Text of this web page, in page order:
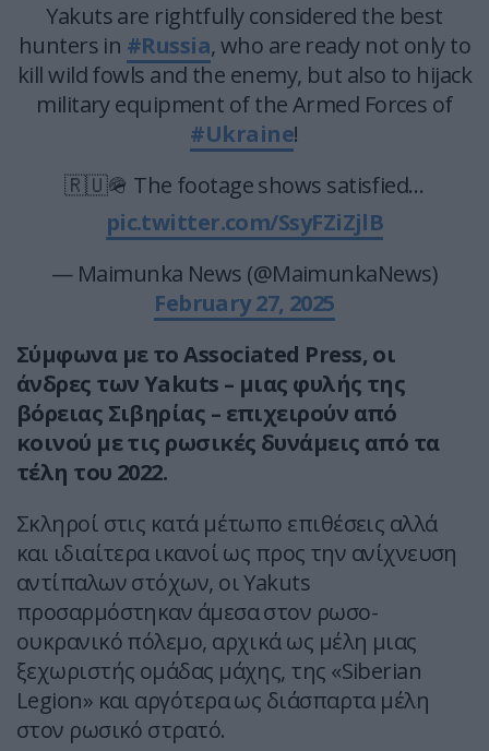
Yakuts are rightfully considered the best
hunters in #Russia, who are ready not only to
kill wild fowls and the enemy, but also to hijack
military equipment of the Armed Forces of
#Ukraine!
🇷🇺🪖 The footage shows satisfied…
pic.twitter.com/SsyFZiZjlB
— Maimunka News (@MaimunkaNews)
February 27, 2025
Σύμφωνα με το Associated Press, oι
άνδρες των Yakuts – μιας φυλής της
βόρειας Σιβηρίας – επιχειρούν από
κοινού με τις ρωσικές δυνάμεις από τα
τέλη του 2022.
Σκληροί στις κατά μέτωπο επιθέσεις αλλά
και ιδιαίτερα ικανοί ως προς την ανίχνευση
αντίπαλων στόχων, οι Yakuts
προσαρμόστηκαν άμεσα στον ρωσο-
ουκρανικό πόλεμο, αρχικά ως μέλη μιας
ξεχωριστής ομάδας μάχης, της «Siberian
Legion» και αργότερα ως διάσπαρτα μέλη
στον ρωσικό στρατό.